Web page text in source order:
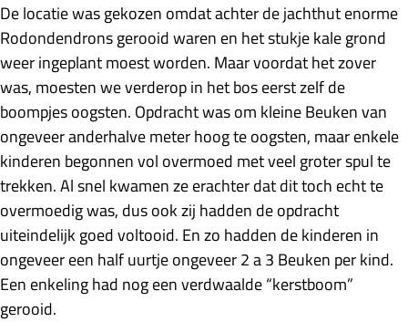
De locatie was gekozen omdat achter de jachthut enorme
Rodondendrons gerooid waren en het stukje kale grond
weer ingeplant moest worden. Maar voordat het zover
was, moesten we verderop in het bos eerst zelf de
boompjes oogsten. Opdracht was om kleine Beuken van
ongeveer anderhalve meter hoog te oogsten, maar enkele
kinderen begonnen vol overmoed met veel groter spul te
trekken. Al snel kwamen ze erachter dat dit toch echt te
overmoedig was, dus ook zij hadden de opdracht
uiteindelijk goed voltooid. En zo hadden de kinderen in
ongeveer een half uurtje ongeveer 2 a 3 Beuken per kind.
Een enkeling had nog een verdwaalde “kerstboom”
gerooid.